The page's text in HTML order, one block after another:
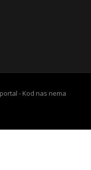
- Kod nas nema